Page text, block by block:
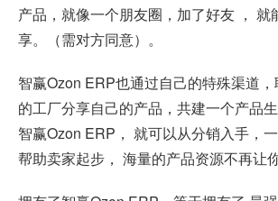
产品，就像一个朋友圈，加了好友 ， 就
享。（需对方同意）。
智赢Ozon ERP也通过自己的特殊渠道
的工厂分享自己的产品，共建一个产品
智赢Ozon ERP， 就可以从分销入手，
帮助卖家起步， 海量的产品资源不再让